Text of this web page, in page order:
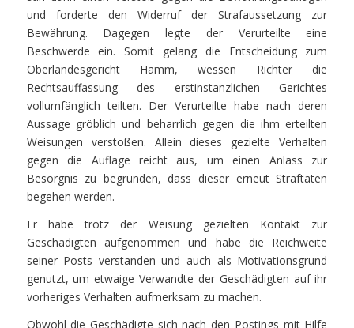
und forderte den Widerruf der Strafaussetzung zur
Bewährung. Dagegen legte der Verurteilte eine
Beschwerde ein. Somit gelang die Entscheidung zum
Oberlandesgericht Hamm, wessen Richter die
Rechtsauffassung des erstinstanzlichen Gerichtes
vollumfänglich teilten. Der Verurteilte habe nach deren
Aussage gröblich und beharrlich gegen die ihm erteilten
Weisungen verstoßen. Allein dieses gezielte Verhalten
gegen die Auflage reicht aus, um einen Anlass zur
Besorgnis zu begründen, dass dieser erneut Straftaten
begehen werden.
Er habe trotz der Weisung gezielten Kontakt zur
Geschädigten aufgenommen und habe die Reichweite
seiner Posts verstanden und auch als Motivationsgrund
genutzt, um etwaige Verwandte der Geschädigten auf ihr
vorheriges Verhalten aufmerksam zu machen.
Obwohl die Geschädigte sich nach den Postings mit Hilfe